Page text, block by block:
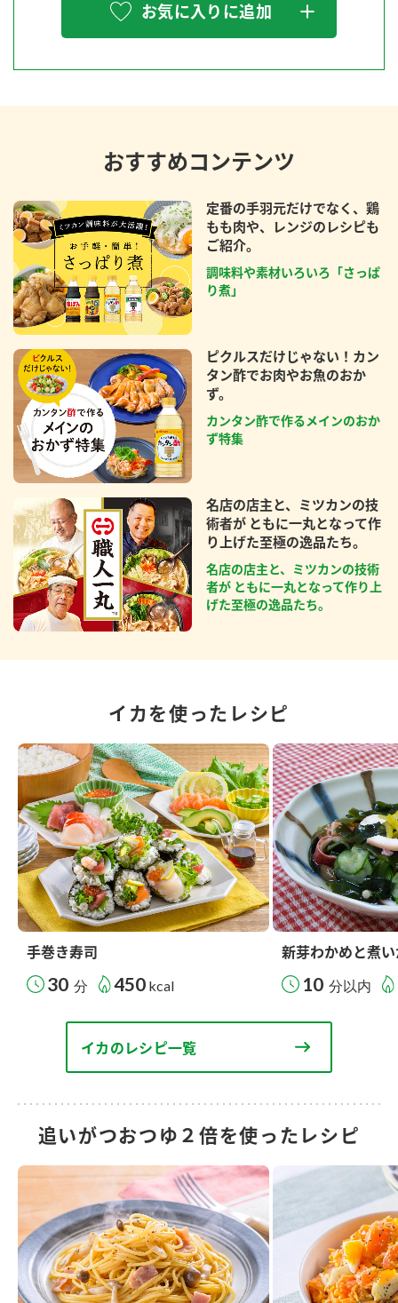
お気に入りに追加
おすすめコンテンツ
定番の手羽元だけでなく、鶏
もも肉や、レンジのレシピも
ご紹介。
調味料や素材いろいろ「さっぱ
り煮」
ピクルスだけじゃない！カン
タン酢でお肉やお魚のおか
ず。
カンタン酢で作るメインのおか
ず特集
名店の店主と、ミツカンの技
術者が ともに一丸となって作
り上げた至極の逸品たち。
名店の店主と、ミツカンの技術
者が ともに一丸となって作り上
げた至極の逸品たち。
イカを使ったレシピ
手巻き寿司
30 分 450 kcal
新芽わかめと煮
10 分以内
イカのレシピ一覧
追いがつおつゆ２倍を使ったレシピ